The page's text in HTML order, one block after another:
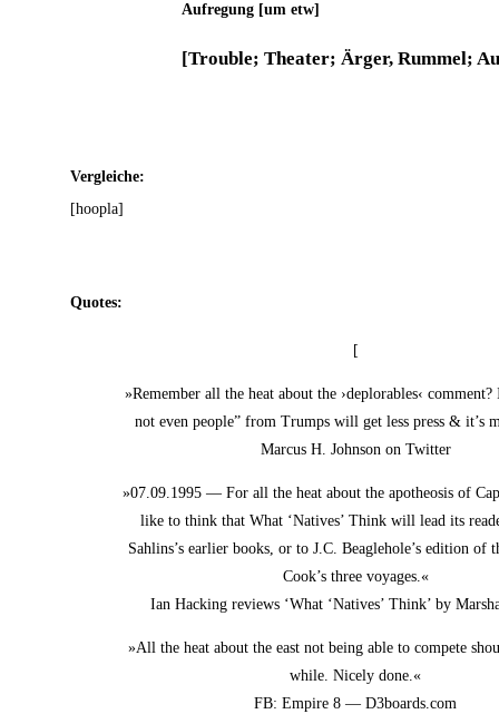
Auf­re­gung [um etw]
[Trou­ble; Thea­ter; Ärger, Rum­mel;
Ver­glei­che:
[hoo­p­la]
Quo­tes:
[
»Remem­ber all the heat about the ›deplo­rables‹ com­ment?
not even peo­p­le” from Trumps will get less press & it’s
Mar­cus H. John­son on Twitter
»07.09.1995 — For all the heat about the apo­theo­sis of
like to think that What ‘Nati­ves’ Think will lead its
Sahlins’s ear­lier books, or to J.C. Beaglehole’s edi­ti­on of
Cook’s three voyages.«
Ian Hack­ing reviews ‘What ‘Nati­ves’ Think’ by
»All the heat about the east not being able to com­pe­te
while. Nice­ly done.«
FB: Empire 8 — D3boards.com